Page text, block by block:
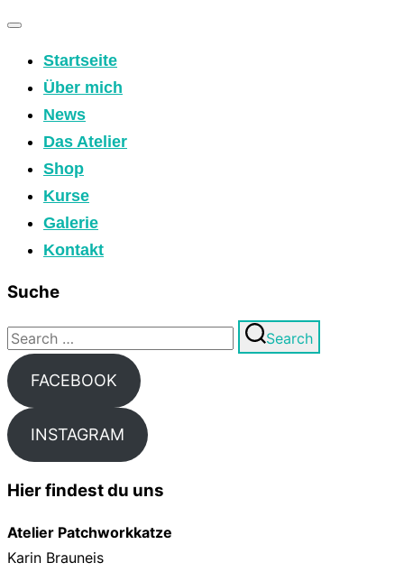
navigation
Startseite
Über mich
News
Das Atelier
Shop
Kurse
Galerie
Kontakt
Suche
Search
for:
Search
FACEBOOK
INSTAGRAM
Hier findest du uns
Atelier Patchworkkatze
Karin Brauneis